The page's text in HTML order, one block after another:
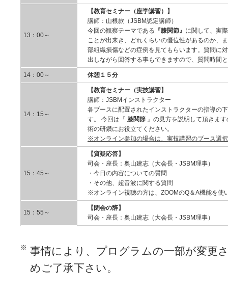
13：00～
【教育セミナー（座学講習）】
講師：山根款（JSBM認定講師）
今回の観察テーマである 『膝関節』 に関して、実
ことが出来き、どれくらいの優位性があるのか、
部組織損傷などの症例を見てもらいます。質問に
出しながら回答する事もできますので、質問時間
14：00～ 休憩１５分
14：15～
【教育セミナー（実技講習】
講師：JSBMインストラクター
各ブースに配置されたインストラクターの指導の
す。 今回は『 膝関節 』の見方を説明して頂きま
術の研鑽にお役立てください。
※オンライン参加の場合は、実技講習のブース選
15：45～
【質疑応答】
司会・座長：奥山建志（大会長・JSBM理事）
・今日の内容についての質問
・その他、超音波に関する質問
※オンライン視聴の方は、ZOOMのQ＆A機能を使
15：55～
【閉会の辞】
司会・座長：奥山建志（大会長・JSBM理事）
事情により、プログラムの一部が変更
めご了承下さい。